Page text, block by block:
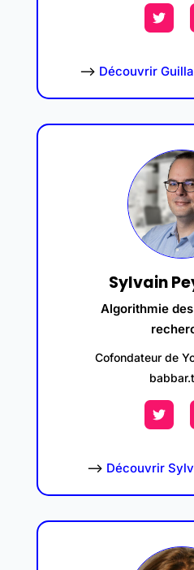
–> Découvrir
Sylvain
Algorithmie
Cofondateur de
–> Découvrir